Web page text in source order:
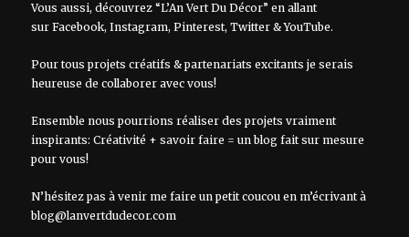
Vous aussi, découvrez “L’An Vert Du Décor” en allant
sur Facebook, Instagram, Pinterest, Twitter&YouTube.
Pour tous projets créatifs & partenariats excitants je serais
heureuse de collaborer avec vous!
Ensemble nous pourrions réaliser des projets vraiment
inspirants: Créativité + savoir faire = un blog fait sur mesure
pour vous!
N’hésitez pas à venir me faire un petit coucou en m’écrivant à
blog@lanvertdudecor.com